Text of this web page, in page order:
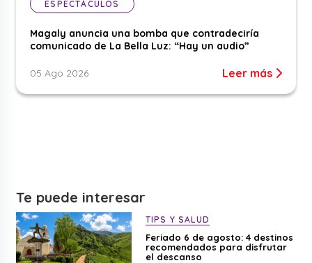
ESPECTÁCULOS
Magaly anuncia una bomba que contradeciría
comunicado de La Bella Luz: “Hay un audio”
05 Ago 2026 Leer más
Te puede interesar
TIPS Y SALUD
Feriado 6 de agosto: 4 destinos
recomendados para disfrutar
el descanso